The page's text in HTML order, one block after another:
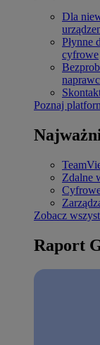
Dla
Płynne
cyfrowe
Poznaj
Zdalne
Zobacz
Raport